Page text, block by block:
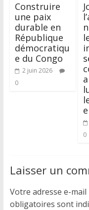
Construire
une paix
durable en
République
démocratiqu
e du Congo
2 juin 2026
0
0
Laisser un
Votre adresse e-
obligatoires sont